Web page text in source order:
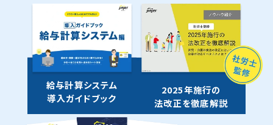
給与計算システム
導入ガイドブック
2025年施行の
法改正を徹底解説